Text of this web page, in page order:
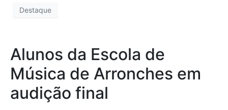
Destaque
Alunos da Escola de
Música de Arronches em
audição final